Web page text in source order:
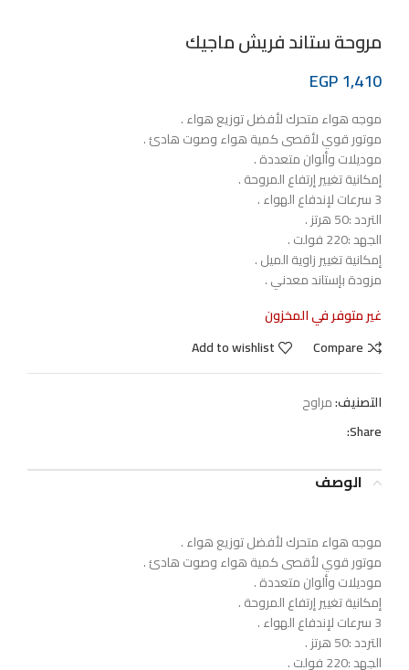
مروحة ستاند فريش ماجيك
EGP1,410
موجه هواء متحرك لأفضل توزيع هواء .
موتور قوي لأقصى كمية هواء وصوت هادئ .
موديلات وألوان متعددة .
إمكانية تغيير إرتفاع المروحة .
3 سرعات لإندفاع الهواء .
التردد :50 هرتز .
الجهد :220 فولت .
إمكانية تغيير زاوية الميل .
مزودة بإستاند معدني .
غير متوفر في المخزون
Compare
Add to wishlist
التصنيف:مراوح
Share:
الوصف
موجه هواء متحرك لأفضل توزيع هواء .
موتور قوي لأقصى كمية هواء وصوت هادئ .
موديلات وألوان متعددة .
إمكانية تغيير إرتفاع المروحة .
3 سرعات لإندفاع الهواء .
التردد :50 هرتز .
الجهد :220 فولت .